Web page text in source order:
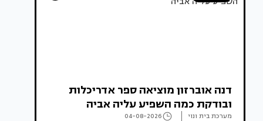
דנה אוברזון מוציאה ספר אדריכלות
ובודקת כמה השפיע עליה אביה
מערכת בית ונוי 04-08-2026